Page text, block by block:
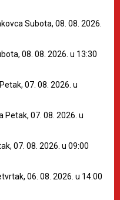
Subota, 08. 08. 2026.
08. 08. 2026. u 13:30
07. 08. 2026. u
Petak, 07. 08. 2026. u
07. 08. 2026. u 09:00
06. 08. 2026. u 14:00